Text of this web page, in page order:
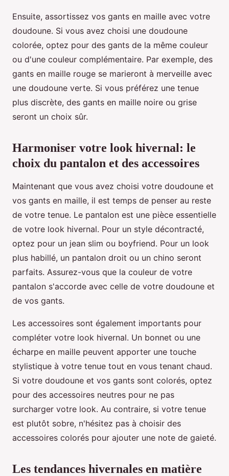
Ensuite, assortissez vos gants en maille avec votre
doudoune. Si vous avez choisi une doudoune
colorée, optez pour des gants de la même couleur
ou d'une couleur complémentaire. Par exemple, des
gants en maille rouge se marieront à merveille avec
une doudoune verte. Si vous préférez une tenue
plus discrète, des gants en maille noire ou grise
seront un choix sûr.
Harmoniser votre look hivernal: le
choix du pantalon et des accessoires
Maintenant que vous avez choisi votre doudoune et
vos gants en maille, il est temps de penser au reste
de votre tenue. Le pantalon est une pièce essentielle
de votre look hivernal. Pour un style décontracté,
optez pour un jean slim ou boyfriend. Pour un look
plus habillé, un pantalon droit ou un chino seront
parfaits. Assurez-vous que la couleur de votre
pantalon s'accorde avec celle de votre doudoune et
de vos gants.
Les accessoires sont également importants pour
compléter votre look hivernal. Un bonnet ou une
écharpe en maille peuvent apporter une touche
stylistique à votre tenue tout en vous tenant chaud.
Si votre doudoune et vos gants sont colorés, optez
pour des accessoires neutres pour ne pas
surcharger votre look. Au contraire, si votre tenue
est plutôt sobre, n'hésitez pas à choisir des
accessoires colorés pour ajouter une note de gaieté.
Les tendances hivernales en matière